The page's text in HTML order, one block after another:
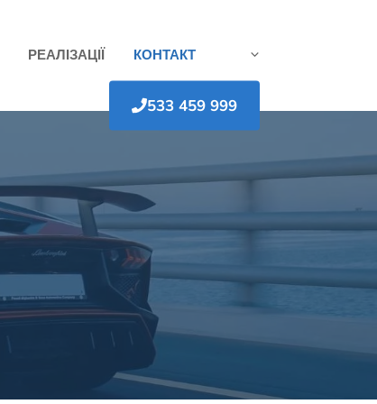
РЕАЛІЗАЦІЇ КОНТАКТ
533 459 999